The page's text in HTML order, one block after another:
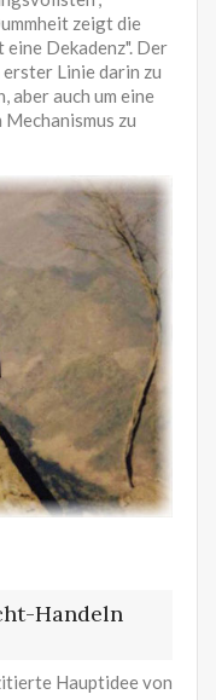
zeigt die
Dekadenz". Der
Linie darin zu
aber auch um eine
zu
Handeln
Hauptidee von